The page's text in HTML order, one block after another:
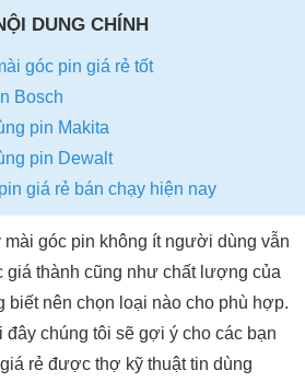
DUNG CHÍNH
góc pin giá rẻ tốt
Bosch
pin Makita
pin Dewalt
giá rẻ bán chạy hiện nay
mài góc pin không ít người dùng vẫn
giá thành cũng như chất lượng của
biết nên chọn loại nào cho phù hợp.
chúng tôi sẽ gợi ý cho các bạn
rẻ được thợ kỹ thuật tin dùng